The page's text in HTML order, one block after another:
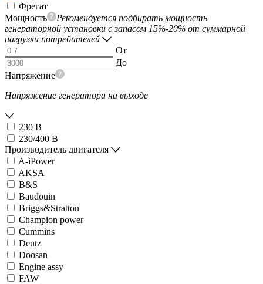
Фрегат
Мощность
Рекомендуется подбирать мощность
генераторной установки с запасом 15%-20% от суммарной
нагрузки потребителей
От
До
Напряжение
Напряжение генератора на выходе
230 В
230/400 В
Производитель двигателя
A-iPower
AKSA
B&S
Baudouin
Briggs&Stratton
Champion power
Cummins
Deutz
Doosan
Engine assy
FAW